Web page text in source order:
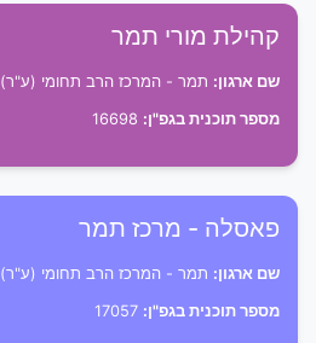
קהילת מורי תמר
שם ארגון: תמר - המרכז הרב תחומי (ע"ר)
מספר תוכנית בגפ"ן:
פאסלה - מרכז תמר
שם ארגון: תמר - המרכז הרב תחומי (ע"ר)
מספר תוכנית בגפ"ן: